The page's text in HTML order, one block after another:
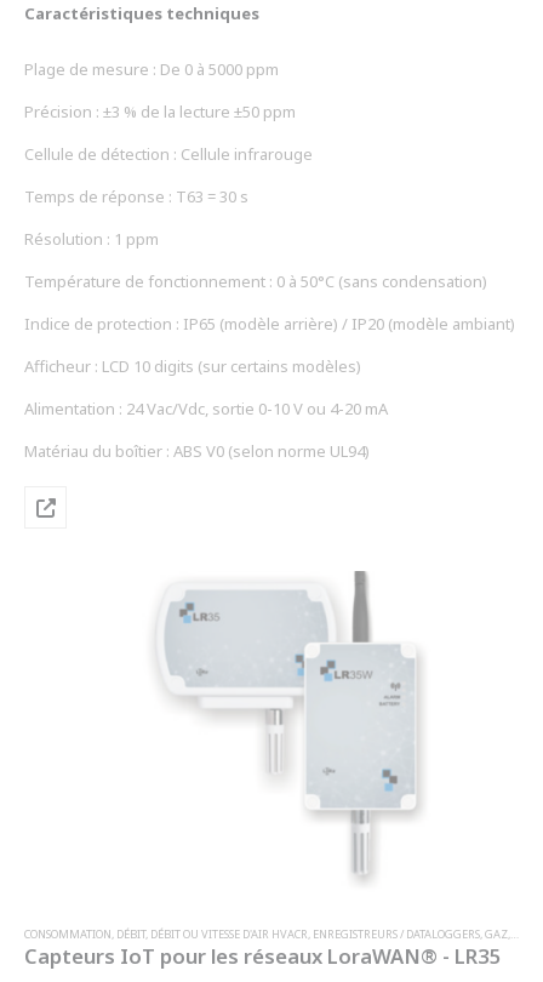
environnements industriels, tertiaires et résidentiels grâce à sa
Facile à installer et à utiliser, il constitue une solution fiable pour
Caractéristiques techniques
Plage de mesure : De 0 à 5000 ppm
Précision : ±3 % de la lecture ±50 ppm
Cellule de détection : Cellule infrarouge
Temps de réponse : T63 = 30 s
Résolution : 1 ppm
Température de fonctionnement : 0 à 50°C (sans condensation)
Indice de protection : IP65 (modèle arrière) / IP20 (modèle ambiant)
Afficheur : LCD 10 digits (sur certains modèles)
Alimentation : 24 Vac/Vdc, sortie 0-10 V ou 4-20 mA
Matériau du boîtier : ABS V0 (selon norme UL94)
CONSOMMATION, DÉBIT, DÉBIT OU VITESSE D'AIR HVACR, ENREGISTREURS / DATALOGGERS,GAZ,
Capteurs IoT pour les réseaux LoraWAN® - LR35